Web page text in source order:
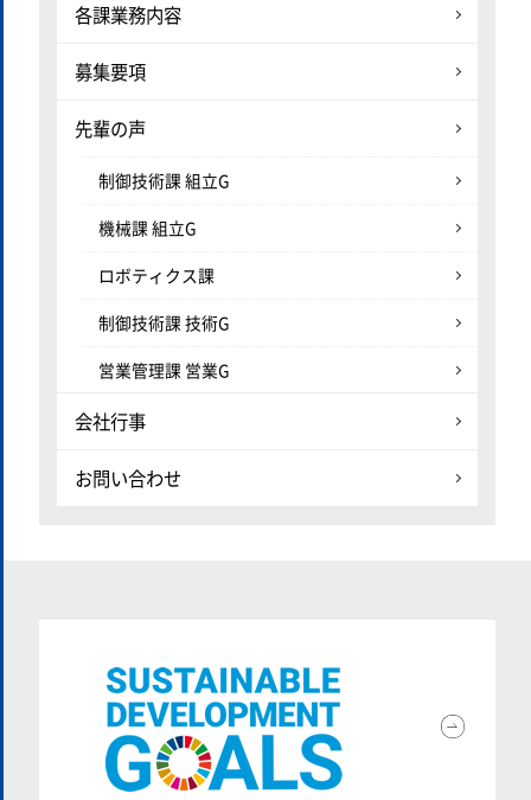
各課業務内容
募集要項
先輩の声
制御技術課 組立G
機械課 組立G
ロボティクス課
制御技術課 技術G
営業管理課 営業G
会社行事
お問い合わせ